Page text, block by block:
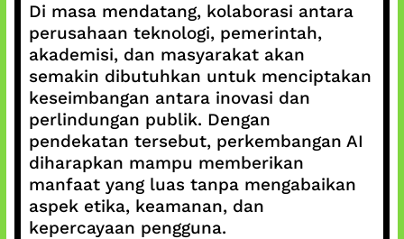
Di masa mendatang, kolaborasi antara
perusahaan teknologi, pemerintah,
akademisi, dan masyarakat akan
semakin dibutuhkan untuk menciptakan
keseimbangan antara inovasi dan
perlindungan publik. Dengan
pendekatan tersebut, perkembangan AI
diharapkan mampu memberikan
manfaat yang luas tanpa mengabaikan
aspek etika, keamanan, dan
kepercayaan pengguna.